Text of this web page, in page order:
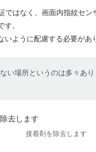
はなく、画面内指紋セン
。
ように配慮する必要があ
い場所というのは多々あ
接着剤を除去します